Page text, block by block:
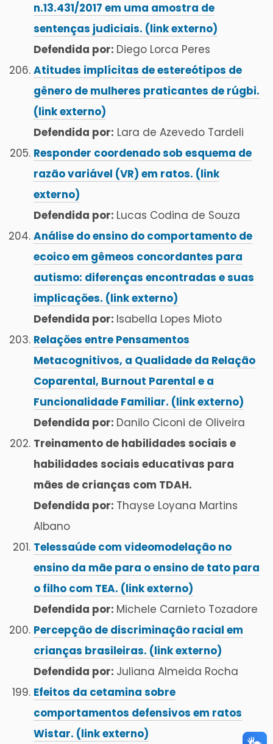
n.13.431/2017 em uma amostra de
sentenças judiciais. (link externo)
Defendida por: Diego Lorca Peres
Atitudes implícitas de estereótipos de
gênero de mulheres praticantes de rúgbi.
(link externo)
Defendida por: Lara de Azevedo Tardeli
Responder coordenado sob esquema de
razão variável (VR) em ratos. (link
externo)
Defendida por: Lucas Codina de Souza
Análise do ensino do comportamento de
ecoico em gêmeos concordantes para
autismo: diferenças encontradas e suas
implicações. (link externo)
Defendida por: Isabella Lopes Mioto
Relações entre Pensamentos
Metacognitivos, a Qualidade da Relação
Coparental, Burnout Parental e a
Funcionalidade Familiar. (link externo)
Defendida por: Danilo Ciconi de Oliveira
Treinamento de habilidades sociais e
habilidades sociais educativas para
mães de crianças com TDAH.
Defendida por: Thayse Loyana Martins
Albano
Telessaúde com videomodelação no
ensino da mãe para o ensino de tato para
o filho com TEA. (link externo)
Defendida por: Michele Carnieto Tozadore
Percepção de discriminação racial em
crianças brasileiras. (link externo)
Defendida por: Juliana Almeida Rocha
Efeitos da cetamina sobre
comportamentos defensivos em ratos
Wistar. (link externo)